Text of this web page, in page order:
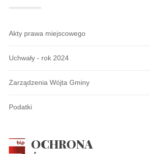
Akty prawa miejscowego
Uchwały - rok 2024
Zarządzenia Wójta Gminy
Podatki
OCHRONA